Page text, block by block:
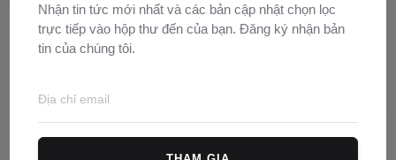
Nhận tin tức mới nhất và các bản cập nhật chọn lọc
trực tiếp vào hộp thư đến của bạn. Đăng ký nhận bản
tin của chúng tôi.